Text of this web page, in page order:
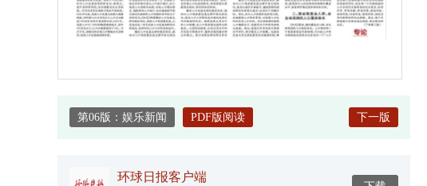
第06版：娱乐新闻 PDF版阅读 下一版
环球日报客户端